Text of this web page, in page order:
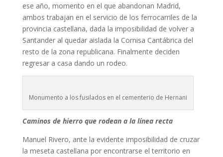
ese año, momento en el que abandonan Madrid,
ambos trabajan en el servicio de los ferrocarriles de la
provincia castellana, dada la imposibilidad de volver a
Santander al quedar aislada la Cornisa Cantábrica del
resto de la zona republicana. Finalmente deciden
regresar a casa dando un rodeo.
Monumento a los fusilados en el cementerio de Hernani
Caminos de hierro que rodean a la línea recta
Manuel Rivero, ante la evidente imposibilidad de cruzar
la meseta castellana por encontrarse el territorio en